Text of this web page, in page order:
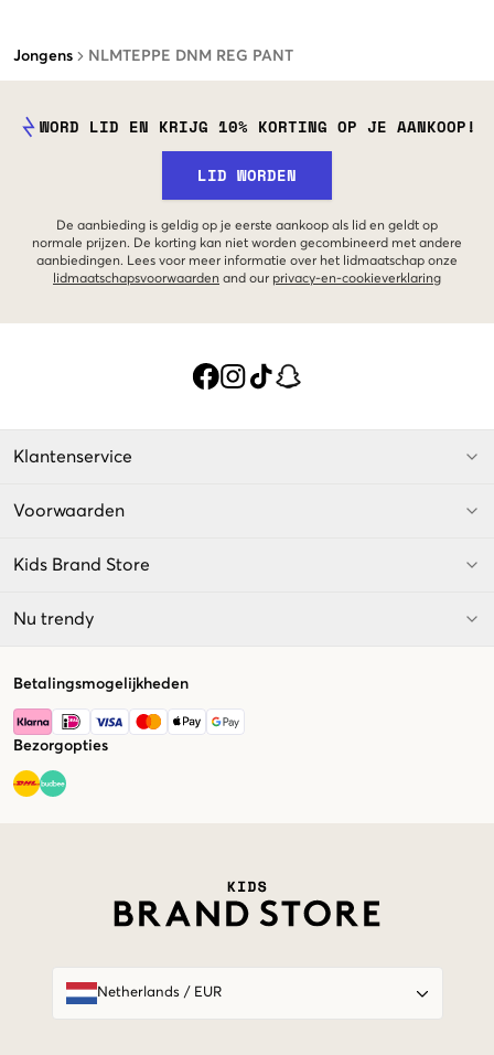
Jongens NLMTEPPE DNM REG PANT
WORD LID EN KRIJG 10% KORTING OP JE AANKOOP!
LID WORDEN
De aanbieding is geldig op je eerste aankoop als lid en geldt op
normale prijzen. De korting kan niet worden gecombineerd met andere
aanbiedingen. Lees voor meer informatie over het lidmaatschap onze
lidmaatschapsvoorwaarden and our privacy-en-cookieverklaring
Klantenservice
Voorwaarden
Kids Brand Store
Nu trendy
Betalingsmogelijkheden
Bezorgopties
Netherlands/ EUR